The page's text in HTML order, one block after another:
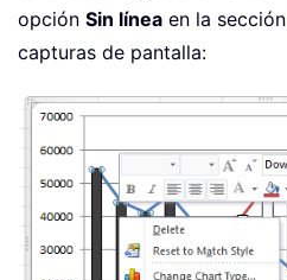
opción Sin línea en la sección
capturas de pantalla: